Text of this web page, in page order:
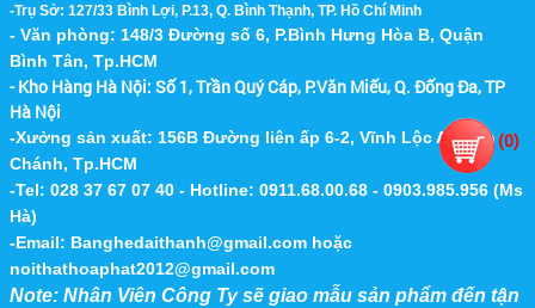
-Trụ Sở: 127/33 Bình Lợi, P.13, Q. Bình Thạnh, TP. Hồ Chí Minh
- Văn phòng: 148/3 Đường số 6, P.Bình Hưng Hòa B, Quận
Bình Tân, Tp.HCM
- Kho Hàng Hà Nội: Số 1, Trần Quý Cáp, P.Văn Miếu, Q. Đống Đa, TP
Hà Nội
-Xưởng sản xuất: 156B Đường liên ấp 6-2, Vĩnh Lộc A, Bình
Chánh, Tp.HCM
-Tel: 028 37 67 07 40 - Hotline: 0911.68.00.68 - 0903.985.956 (Ms
Hà)
-Email: Banghedaithanh@gmail.com hoặc
noithathoaphat2012@gmail.com
Note: Nhân Viên Công Ty sẽ giao mẫu sản phẩm đến tận
(0)